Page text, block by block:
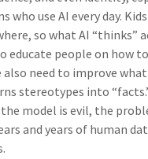
who use AI every day.
so what AI “thinks”
educate people on how to
also need to improve
stereotypes into
model is evil, the
and years of human